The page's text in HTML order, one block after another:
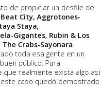
de propiciar un desfile de
Beat City, Aggrotones-
Staya,
Gigantes, Rubin & Los
Crabs-Sayonara
toda esa gente en un
público. Pura
que realmente exista algo así
caso quedó demostrado